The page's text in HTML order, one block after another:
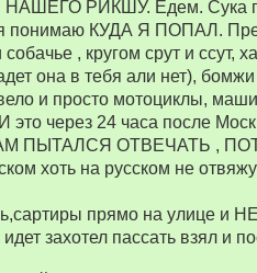
РИКШУ. Едем. Сука
понимаю КУДА Я ПОПАЛ.
собачье , кругом срут и ссут,
она в тебя али нет),
вело и просто мотоциклы,
это через 24 часа после
ПЫТАЛСЯ ОТВЕЧАТЬ ,
хоть на русском не
прямо на улице и
захотел пассать взял и